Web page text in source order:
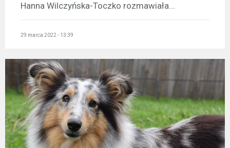
Hanna Wilczyńska-Toczko rozmawiała...
29 marca 2022 - 13:39